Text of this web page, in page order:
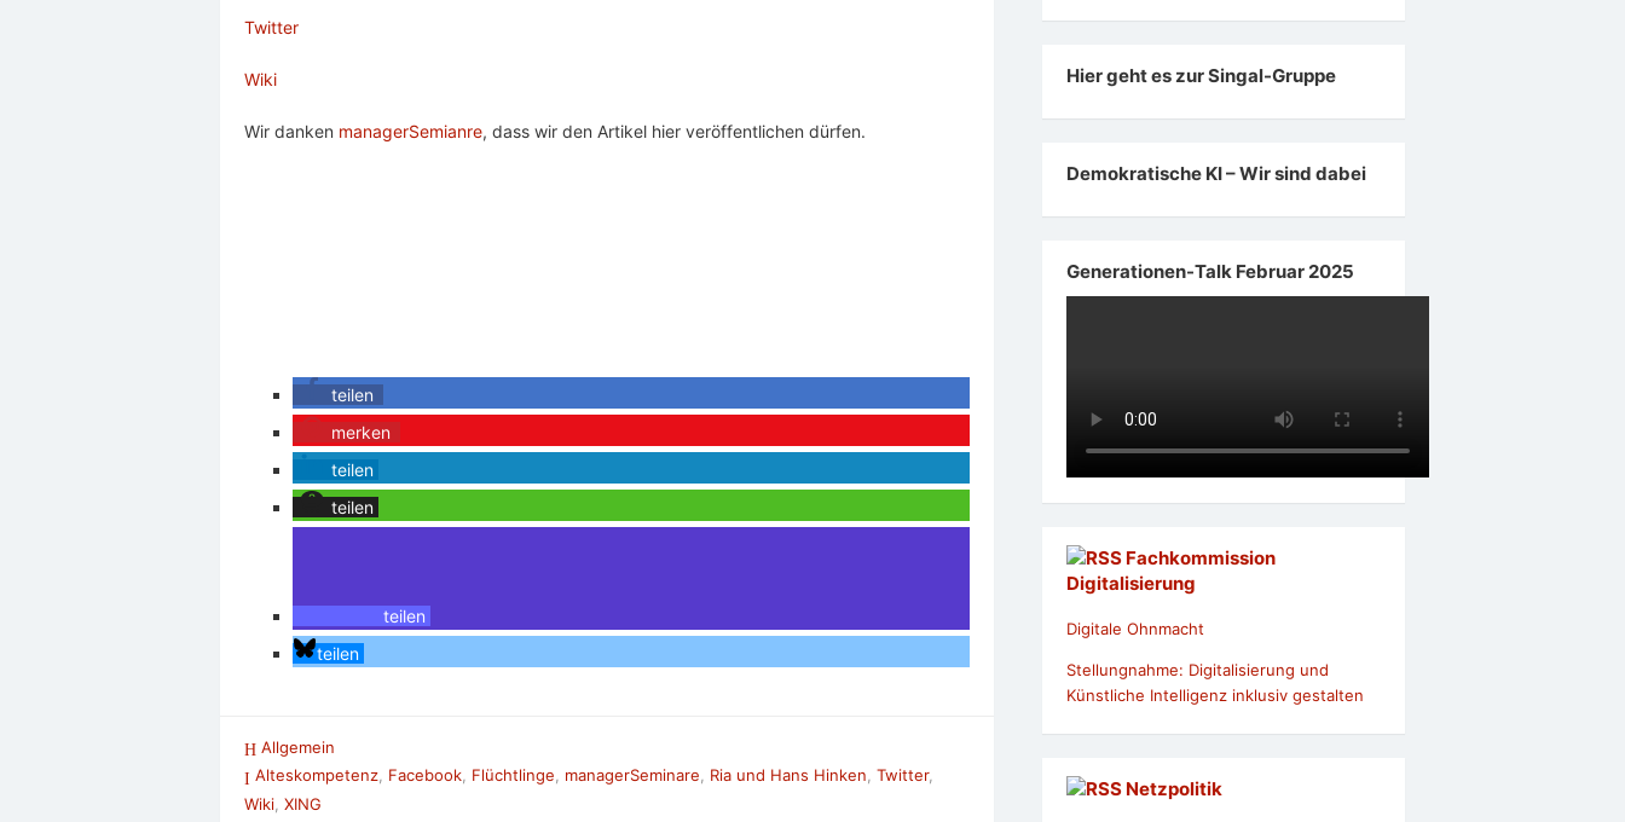
Twitter
Wiki
Wir danken managerSemianre, dass wir den Artikel hier veröffentlichen dürfen.
teilen
merken
teilen
teilen
teilen
teilen
Allgemein
Alteskompetenz, Facebook, Flüchtlinge, managerSeminare, Ria und Hans Hinken, Twitter,
Wiki XING
Hier geht es zur Singal-Gruppe
Demokratische KI – Wir sind dabei
Generationen-Talk Februar 2025
Fachkommission
Digitalisierung
Digitale Ohnmacht
Stellungnahme: Digitalisierung und
Künstliche Intelligenz inklusiv gestalten
Netzpolitik